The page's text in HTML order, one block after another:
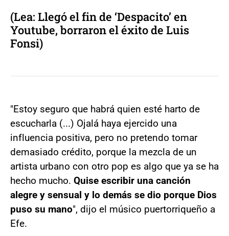
(Lea: Llegó el fin de ‘Despacito’ en
Youtube, borraron el éxito de Luis
Fonsi)
"Estoy seguro que habrá quien esté harto de
escucharla (...) Ojalá haya ejercido una
influencia positiva, pero no pretendo tomar
demasiado crédito, porque la mezcla de un
artista urbano con otro pop es algo que ya se ha
hecho mucho. Quise escribir una canción
alegre y sensual y lo demás se dio porque Dios
puso su mano", dijo el músico puertorriqueño a
Efe.